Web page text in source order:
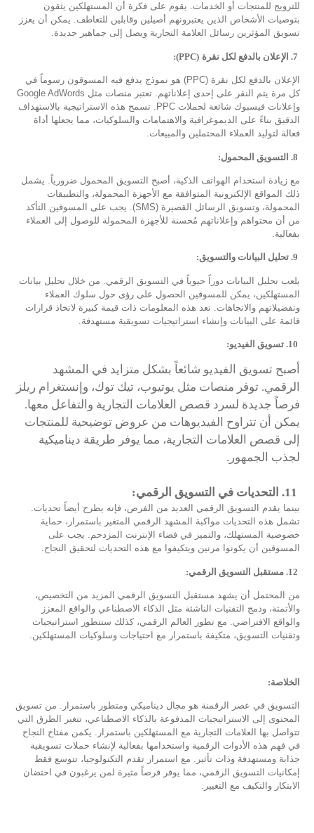
للترويج للمنتجات أو الخدمات. يقوم على فكرة أن المستهلكين يثقون
بتوصيات الأشخاص الذين يعتبرونهم أصيلين وقابلين للتعاطف. يمكن أن يعزز
تسويق المؤثرين رسائل العلامة التجارية ويصل إلى جماهير جديدة.
7
. الإعلان بالدفع لكل نقرة (PPC)
:
الإعلان بالدفع لكل نقرة (PPC) هو نموذج يدفع فيه المسوقون رسوماً في
كل مرة يتم النقر على إحدى إعلاناتهم. تعتبر منصات مثل Google AdWords
وإعلانات فيسبوك شائعة لحملات PPC. تسمح هذه الاستراتيجية بالاستهداف
الدقيق بناءً على الديموغرافية والاهتمامات والسلوكيات، مما يجعلها أداة
فعالة لتوليد العملاء المحتملين والمبيعات.
8
. التسويق المحمول:
مع زيادة استخدام الهواتف الذكية، أصبح التسويق المحمول ضرورياً. يشمل
ذلك المواقع الإلكترونية المتوافقة مع الأجهزة المحمولة، والتطبيقات
المحمولة، وتسويق الرسائل القصيرة (SMS). يجب على المسوقين التأكد
من أن محتواهم وإعلاناتهم مُحسنة للأجهزة المحمولة للوصول إلى العملاء
بفعالية.
9. تحليل البيانات والتسويق:
يلعب تحليل البيانات دوراً حيوياً في التسويق الرقمي. من خلال تحليل بيانات
المستهلكين، يمكن للمسوقين الحصول على رؤى حول سلوك العملاء
وتفضيلاتهم والاتجاهات. تعد هذه المعلومات ذات قيمة كبيرة لاتخاذ قرارات
قائمة على البيانات وإنشاء استراتيجيات تسويقية مستهدفة.
10. تسويق الفيديو:
أصبح تسويق الفيديو شائعاً بشكل متزايد في المشهد
الرقمي. توفر منصات مثل يوتيوب، تيك توك، وإنستغرام ريلز
فرصاً جديدة لسرد قصص العلامات التجارية والتفاعل معها.
يمكن أن تتراوح الفيديوهات من عروض توضيحية للمنتجات
إلى قصص العلامات التجارية، مما يوفر طريقة ديناميكية
لجذب الجمهور.
11. التحديات في التسويق الرقمي:
بينما يقدم التسويق الرقمي العديد من الفرص، فإنه يطرح أيضاً تحديات.
تشمل هذه التحديات مواكبة المشهد الرقمي المتغير باستمرار، حماية
خصوصية المستهلك، والتميز في فضاء الإنترنت المزدحم. يجب على
المسوقين أن يكونوا مرنين ويتكيفوا مع هذه التحديات لتحقيق النجاح.
12. مستقبل التسويق الرقمي:
من المحتمل أن يشهد مستقبل التسويق الرقمي المزيد من التخصيص،
والأتمتة، ودمج التقنيات الناشئة مثل الذكاء الاصطناعي والواقع المعزز
والواقع الافتراضي. مع تطور العالم الرقمي، كذلك ستتطور استراتيجيات
وتقنيات التسويق، متكيفة باستمرار مع احتياجات وسلوكيات المستهلكين.
الخلاصة:
التسويق في عصر الرقمنة هو مجال ديناميكي ومتطور باستمرار. من تسويق
المحتوى إلى الاستراتيجيات المدفوعة بالذكاء الاصطناعي، تتغير الطرق التي
تتواصل بها العلامات التجارية مع المستهلكين باستمرار. يكمن مفتاح النجاح
في فهم هذه الأدوات الرقمية واستخدامها بفعالية لإنشاء حملات تسويقية
جذابة ومستهدفة وذات تأثير. مع استمرار تقدم التكنولوجيا، تتوسع فقط
إمكانيات التسويق الرقمي، مما يوفر فرصاً مثيرة لمن يرغبون في احتضان
الابتكار والتكيف مع التغيير.